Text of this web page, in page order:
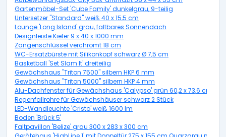
Gartenmöbel-Set 'Cube Family' dunkelgrau, 9-teilig
Untersetzer "Standard" weiß 40 x 15,5 cm
Lounge 'Long Island' grau, faltbares Sonnendach
Designleiste Kiefer 9 x 40 x 1000 mm
Zangenschlüssel verchromt 18 cm
WC-Ersatzbürste mit Silikonkopf schwarz Ø 7,5 cm
Basketball 'Set Slam It' dreiteilig
Gewächshaus "Triton 7500" silbern HKP 6 mm
Gewächshaus "Triton 5000" silbern HKP 4 mm
Alu-Dachfenster für Gewächshaus 'Calypso' grün 60,2 x 73,6 cm
Regenfallrohre für Gewächshäuser schwarz 2 Stück
LED-Wandleuchte 'Cristo' weiß 1600 lm
Boden 'Brück 5'
Faltpavillon 'Belize' grau 300 x 283 x 300 cm